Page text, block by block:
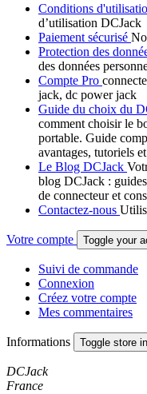
Conditions
d’utilisation DCJack
Paiement sécurisé
Protection des
des données
Compte Pro
jack, dc power jack
Guide du choix du
comment choisir le
portable. Guide
avantages, tutoriels
Le Blog DCJack
blog DCJack :
de connecteur et
Contactez-nous
Votre compte Toggle your
Suivi de commande
Connexion
Créez votre compte
Mes commentaires
Informations Toggle store
DCJack
France